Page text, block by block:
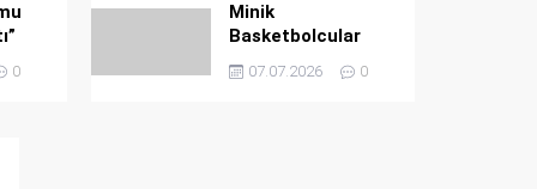
0
Minik
Basketbolcular
Parkede Yazı
Verimli Geçiriyor
07.07.2026 0